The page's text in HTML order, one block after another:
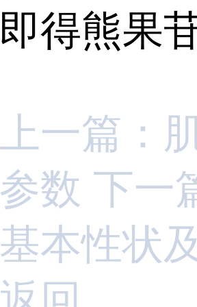
即得熊果
上一篇：
参数 下一
基本性状